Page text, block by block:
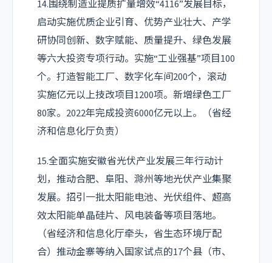
14.围绕制造业提质扩量增效“4116”发展目标，
启动实施优质企业引育、优势产业壮大、产学
研协同创新、数字赋能、质量提升、绿色发展
等六大投资专项行动。实施“工业强基”项目100
个。打造智能工厂、数字化车间200个，滚动
实施亿元以上技改项目1200项。新增绿色工厂
80家。2022年完成投资6000亿元以上。（省经
济和信息化厅负责）
15.全面实施安徽省光伏产业发展三年行动计
划，推动合肥、阜阳、滁州等地光伏产业集聚
发展。招引一批太阳能电池、光伏组件、超高
效太阳能单晶硅片、风电装备等项目落地。
（省经济和信息化厅牵头，省生态环境厅配
合）推动金寨等纳入国家试点的17个县（市、